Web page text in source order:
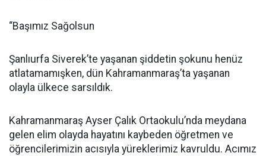
“Başımız Sağolsun
Şanlıurfa Siverek’te yaşanan şiddetin şokunu henüz
atlatamamışken, dün Kahramanmaraş’ta yaşanan
olayla ülkece sarsıldık.
Kahramanmaraş Ayser Çalık Ortaokulu’nda meydana
gelen elim olayda hayatını kaybeden öğretmen ve
öğrencilerimizin acısıyla yüreklerimiz kavruldu. Acımız